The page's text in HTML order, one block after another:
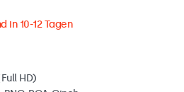
in 10-12 Tagen
HD)